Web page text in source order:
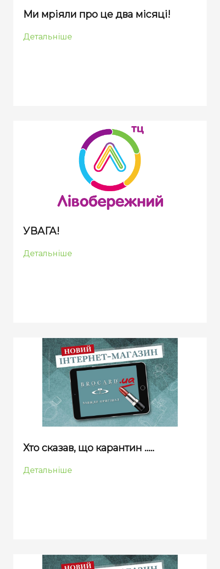
Ми мріяли про це два місяці!
Детальніше
УВАГА!
Детальніше
Хто сказав, що карантин .....
Детальніше